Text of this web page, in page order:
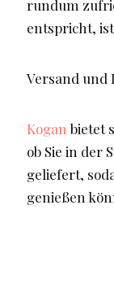
rundum
entspricht,
Versand und
Koganbietet
ob Sie in der
geliefert,
genießen